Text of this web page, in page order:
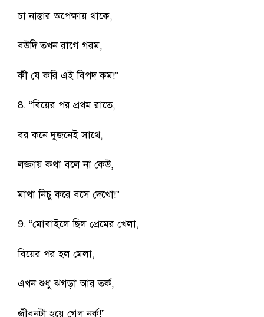
চা নাস্তার অপেক্ষায় থাকে,
বউদি তখন রাগে গরম,
কী যে করি এই বিপদ কম!”
8. “বিয়ের পর প্রথম রাতে,
বর কনে দুজনেই সাথে,
লজ্জায় কথা বলে না কেউ,
মাথা নিচু করে বসে দেখো!”
9. “মোবাইলে ছিল প্রেমের খেলা,
বিয়ের পর হল মেলা,
এখন শুধু ঝগড়া আর তর্ক,
জীবনটা হয়ে গেল নর্ক!”